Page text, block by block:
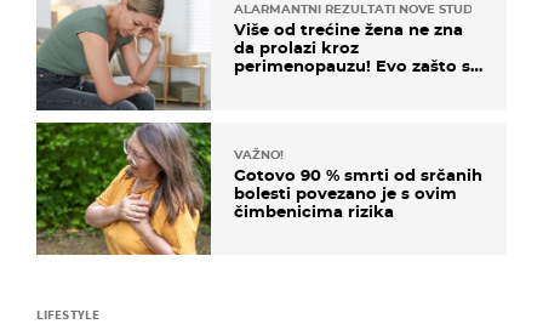
ALARMANTNI REZULTATI NOVE STUDIJE
Više od trećine žena ne zna
da prolazi kroz
perimenopauzu! Evo zašto su
VAŽNO!
Gotovo 90 % smrti od srčanih
bolesti povezano je s ovim
čimbenicima rizika
LIFESTYLE